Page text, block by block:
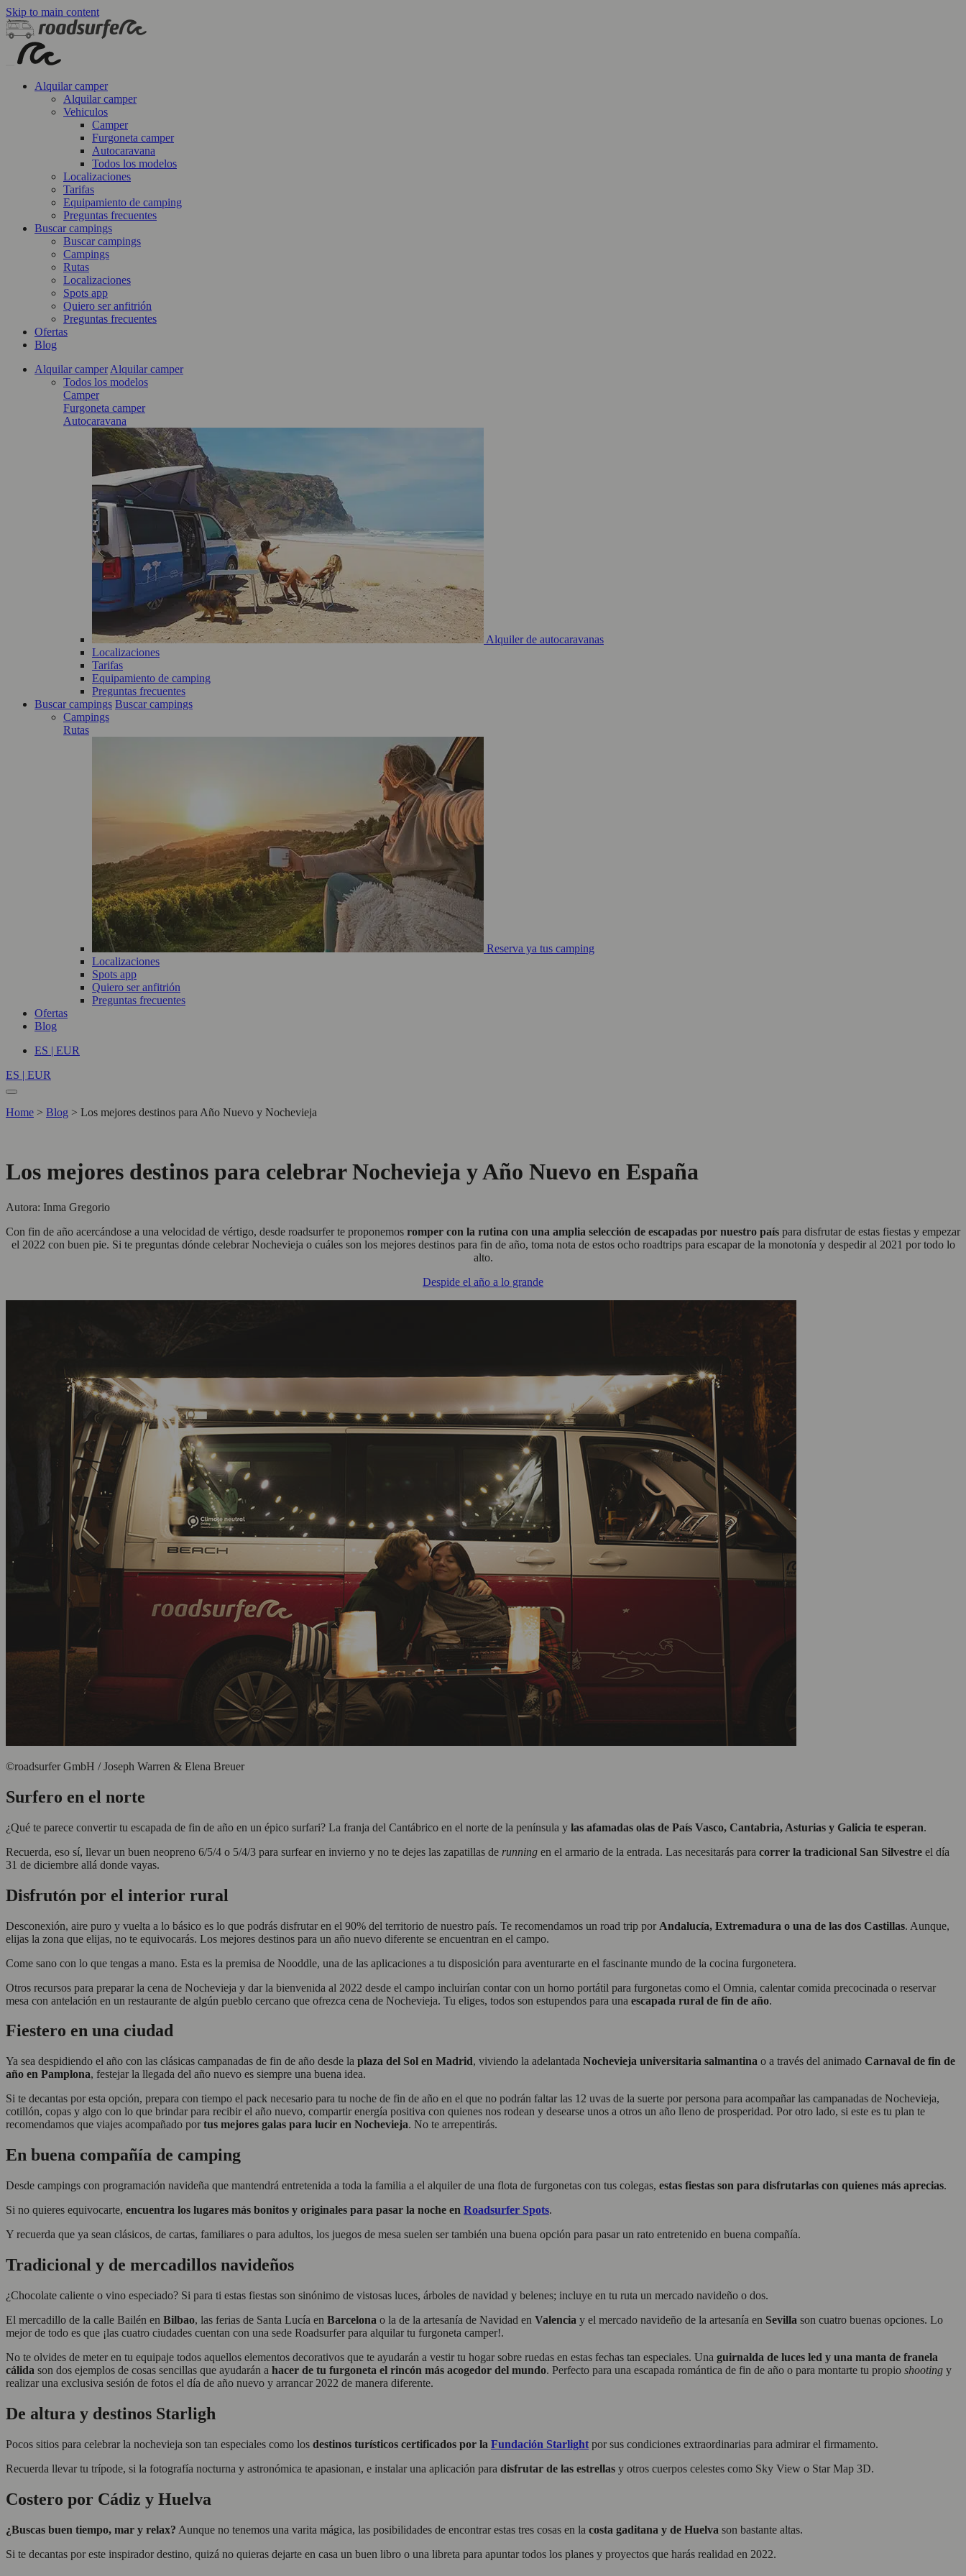
Skip to main content
Alquilar camper
Alquilar camper
Vehiculos
Camper
Furgoneta camper
Autocaravana
Todos los modelos
Localizaciones
Tarifas
Equipamiento de camping
Preguntas frecuentes
Buscar campings
Buscar campings
Campings
Rutas
Localizaciones
Spots app
Quiero ser anfitrión
Preguntas frecuentes
Ofertas
Blog
Alquilar camper Alquilar camper
Todos los modelos
Camper
Furgoneta camper
Autocaravana
Alquiler de autocaravanas
Localizaciones
Tarifas
Equipamiento de camping
Preguntas frecuentes
Buscar campings Buscar campings
Campings
Rutas
Reserva ya tus camping
Localizaciones
Spots app
Quiero ser anfitrión
Preguntas frecuentes
Ofertas
Blog
ES | EUR
ES | EUR
Home > Blog > Los mejores destinos para Año Nuevo y Nochevieja
Los mejores destinos para celebrar Nochevieja y Año Nuevo en España
Autora: Inma Gregorio
Con fin de año acercándose a una velocidad de vértigo, desde roadsurfer te proponemos romper con la rutina con una amplia selección de escapadas por nuestro país para disfrutar de estas fiestas y empezar
el 2022 con buen pie. Si te preguntas dónde celebrar Nochevieja o cuáles son los mejores destinos para fin de año, toma nota de estos ocho roadtrips para escapar de la monotonía y despedir al 2021 por todo lo
alto.
Despide el año a lo grande
©roadsurfer GmbH / Joseph Warren & Elena Breuer
Surfero en el norte
¿Qué te parece convertir tu escapada de fin de año en un épico surfari? La franja del Cantábrico en el norte de la península y las afamadas olas de País Vasco, Cantabria, Asturias y Galicia te esperan.
Recuerda, eso sí, llevar un buen neopreno 6/5/4 o 5/4/3 para surfear en invierno y no te dejes las zapatillas de running en el armario de la entrada. Las necesitarás para correr la tradicional San Silvestre el día
31 de diciembre allá donde vayas.
Disfrutón por el interior rural
Desconexión, aire puro y vuelta a lo básico es lo que podrás disfrutar en el 90% del territorio de nuestro país. Te recomendamos un road trip por Andalucía, Extremadura o una de las dos Castillas. Aunque,
elijas la zona que elijas, no te equivocarás. Los mejores destinos para un año nuevo diferente se encuentran en el campo.
Come sano con lo que tengas a mano. Esta es la premisa de Nooddle, una de las aplicaciones a tu disposición para aventurarte en el fascinante mundo de la cocina furgonetera.
Otros recursos para preparar la cena de Nochevieja y dar la bienvenida al 2022 desde el campo incluirían contar con un horno portátil para furgonetas como el Omnia, calentar comida precocinada o reservar
mesa con antelación en un restaurante de algún pueblo cercano que ofrezca cena de Nochevieja. Tu eliges, todos son estupendos para una escapada rural de fin de año.
Fiestero en una ciudad
Ya sea despidiendo el año con las clásicas campanadas de fin de año desde la plaza del Sol en Madrid, viviendo la adelantada Nochevieja universitaria salmantina o a través del animado Carnaval de fin de
año en Pamplona, festejar la llegada del año nuevo es siempre una buena idea.
Si te decantas por esta opción, prepara con tiempo el pack necesario para tu noche de fin de año en el que no podrán faltar las 12 uvas de la suerte por persona para acompañar las campanadas de Nochevieja,
cotillón, copas y algo con lo que brindar para recibir el año nuevo, compartir energía positiva con quienes nos rodean y desearse unos a otros un año lleno de prosperidad. Por otro lado, si este es tu plan te
recomendamos que viajes acompañado por tus mejores galas para lucir en Nochevieja. No te arrepentirás.
En buena compañía de camping
Desde campings con programación navideña que mantendrá entretenida a toda la familia a el alquiler de una flota de furgonetas con tus colegas, estas fiestas son para disfrutarlas con quienes más aprecias.
Si no quieres equivocarte, encuentra los lugares más bonitos y originales para pasar la noche en Roadsurfer Spots.
Y recuerda que ya sean clásicos, de cartas, familiares o para adultos, los juegos de mesa suelen ser también una buena opción para pasar un rato entretenido en buena compañía.
Tradicional y de mercadillos navideños
¿Chocolate caliente o vino especiado? Si para ti estas fiestas son sinónimo de vistosas luces, árboles de navidad y belenes; incluye en tu ruta un mercado navideño o dos.
El mercadillo de la calle Bailén en Bilbao, las ferias de Santa Lucía en Barcelona o la de la artesanía de Navidad en Valencia y el mercado navideño de la artesanía en Sevilla son cuatro buenas opciones. Lo
mejor de todo es que ¡las cuatro ciudades cuentan con una sede Roadsurfer para alquilar tu furgoneta camper!.
No te olvides de meter en tu equipaje todos aquellos elementos decorativos que te ayudarán a vestir tu hogar sobre ruedas en estas fechas tan especiales. Una guirnalda de luces led y una manta de franela
cálida son dos ejemplos de cosas sencillas que ayudarán a hacer de tu furgoneta el rincón más acogedor del mundo. Perfecto para una escapada romántica de fin de año o para montarte tu propio shooting y
realizar una exclusiva sesión de fotos el día de año nuevo y arrancar 2022 de manera diferente.
De altura y destinos Starligh
Pocos sitios para celebrar la nochevieja son tan especiales como los destinos turísticos certificados por la Fundación Starlight por sus condiciones extraordinarias para admirar el firmamento.
Recuerda llevar tu trípode, si la fotografía nocturna y astronómica te apasionan, e instalar una aplicación para disfrutar de las estrellas y otros cuerpos celestes como Sky View o Star Map 3D.
Costero por Cádiz y Huelva
¿Buscas buen tiempo, mar y relax? Aunque no tenemos una varita mágica, las posibilidades de encontrar estas tres cosas en la costa gaditana y de Huelva son bastante altas.
Si te decantas por este inspirador destino, quizá no quieras dejarte en casa un buen libro o una libreta para apuntar todos los planes y proyectos que harás realidad en 2022.